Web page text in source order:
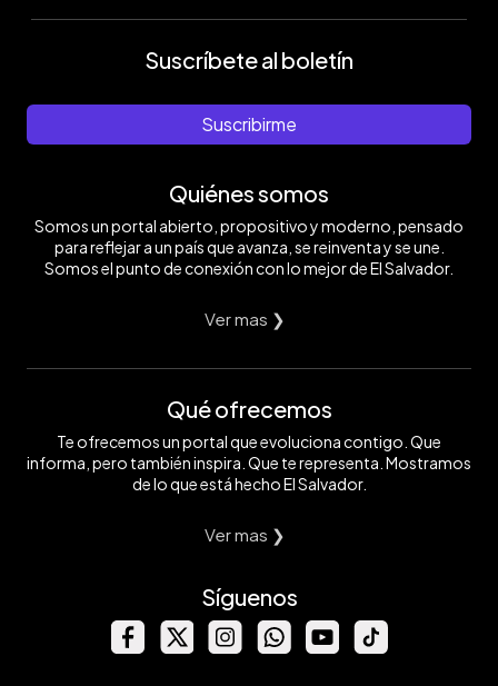
Suscríbete al boletín
Suscribirme
Quiénes somos
Somos un portal abierto, propositivo y moderno, pensado
para reflejar a un país que avanza, se reinventa y se une.
Somos el punto de conexión con lo mejor de El Salvador.
Ver mas ❯
Qué ofrecemos
Te ofrecemos un portal que evoluciona contigo. Que
informa, pero también inspira. Que te representa. Mostramos
de lo que está hecho El Salvador.
Ver mas ❯
Síguenos